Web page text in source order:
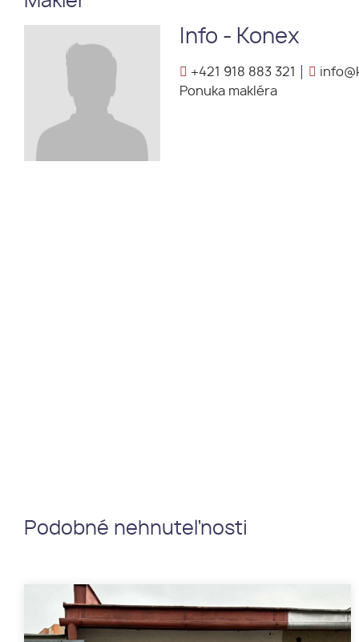
Info - Konex
+421 918 883 321
Ponuka makléra
Podobné nehnuteľnosti